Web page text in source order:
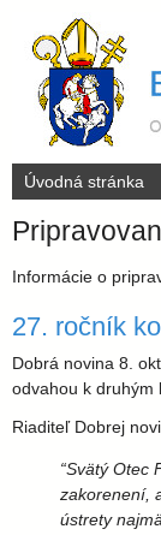
B
r
a
t
i
Úvodná stránka
Informácie o
27. ročník
Dobrá novina 8.
odvahou k druhým
Riaditeľ Dobrej
“Svätý Otec
zakorenení,
ústrety